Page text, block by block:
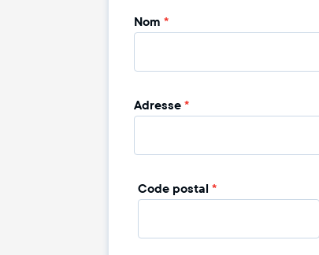
Nom *
Adresse*
Code postal *